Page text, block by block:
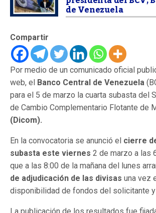
de Venezuela
Compartir
Por medio de un comunicado oficial
web, el Banco Central de Venezuela
para el 5 de marzo la cuarta subasta del
de Cambio Complementario Flotante de
(Dicom).
En la convocatoria se anunció el cierre
subasta este viernes 2 de marzo a las
que a las 8:00 de la mañana del lunes
de adjudicación de las divisas una vez
disponibilidad de fondos del solicitante